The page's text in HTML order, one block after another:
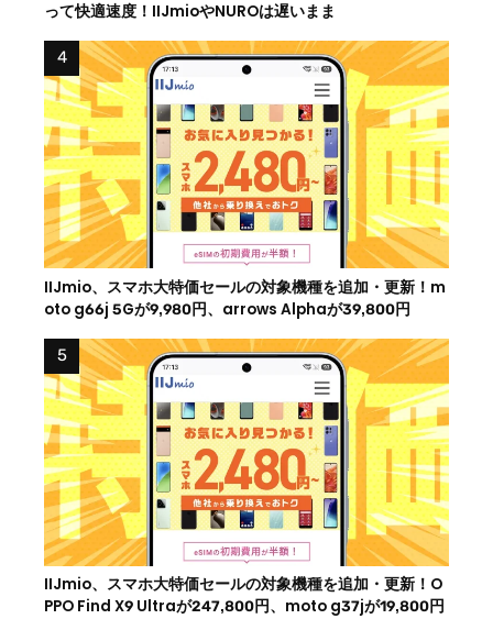
って快適速度！IIJmioやNUROは遅いまま
IIJmio、スマホ大特価セールの対象機種を追加・更新！m
oto g66j 5Gが9,980円、arrows Alphaが39,800円
IIJmio、スマホ大特価セールの対象機種を追加・更新！O
PPO Find X9 Ultraが247,800円、moto g37jが19,800円